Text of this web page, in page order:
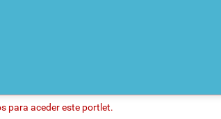
para aceder este portlet.